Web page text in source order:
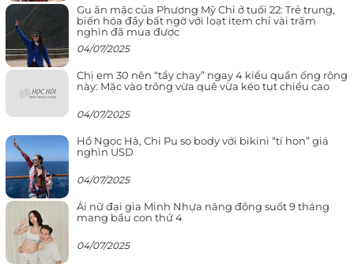
Gu ăn mặc của Phương Mỹ Chi ở tuổi 22: Trẻ trung,
biến hóa đầy bất ngờ với loạt item chỉ vài trăm
nghìn đã mua được
04/07/2025
Chị em 30 nên “tẩy chay” ngay 4 kiểu quần ống rộng
này: Mặc vào trông vừa quê vừa kéo tụt chiều cao
04/07/2025
Hồ Ngọc Hà, Chi Pu so body với bikini “tí hon” giá
nghìn USD
04/07/2025
Ái nữ đại gia Minh Nhựa năng động suốt 9 tháng
mang bầu con thứ 4
04/07/2025